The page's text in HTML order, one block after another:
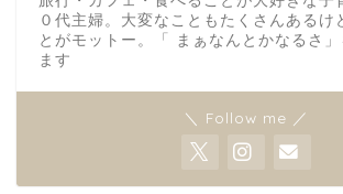
０代主婦。大変なこともたくさんあるけ
とがモットー。「 まぁなんとかなるさ
ます
＼ Follow me ／